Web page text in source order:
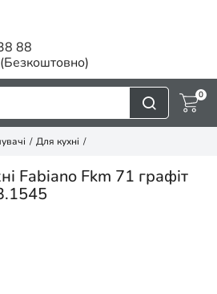
88
0
Для кухні
Fabiano Fkm 71 графіт